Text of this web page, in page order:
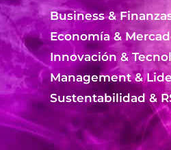
Business &
Economía &
Innovación &
Management &
Sustentabilidad &